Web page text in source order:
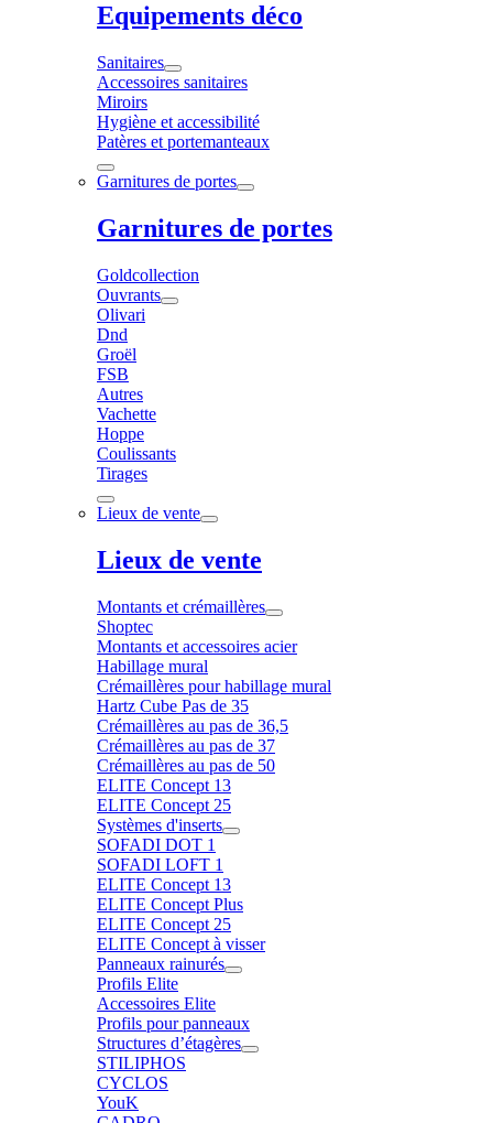
Equipements déco
Sanitaires
Accessoires sanitaires
Miroirs
Hygiène et accessibilité
Patères et portemanteaux
Garnitures de portes
Garnitures de portes
Goldcollection
Ouvrants
Olivari
Dnd
Groël
FSB
Autres
Vachette
Hoppe
Coulissants
Tirages
Lieux de vente
Lieux de vente
Montants et crémaillères
Shoptec
Montants et accessoires acier
Habillage mural
Crémaillères pour habillage mural
Hartz Cube Pas de 35
Crémaillères au pas de 36,5
Crémaillères au pas de 37
Crémaillères au pas de 50
ELITE Concept 13
ELITE Concept 25
Systèmes d'inserts
SOFADI DOT 1
SOFADI LOFT 1
ELITE Concept 13
ELITE Concept Plus
ELITE Concept 25
ELITE Concept à visser
Panneaux rainurés
Profils Elite
Accessoires Elite
Profils pour panneaux
Structures d’étagères
STILIPHOS
CYCLOS
YouK